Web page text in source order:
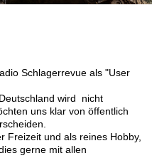
Schlagerrevue als "User
wird nicht
uns klar von öffentlich
Freizeit und als reines Hobby,
gerne mit allen